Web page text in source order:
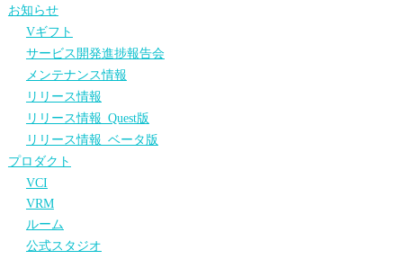
お知らせ
Vギフト
サービス開発進捗報告会
メンテナンス情報
リリース情報
リリース情報_Quest版
リリース情報_ベータ版
プロダクト
VCI
VRM
ルーム
公式スタジオ